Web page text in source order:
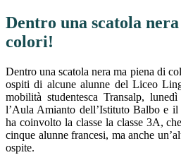
Dentro una scatola
colori!
Dentro una scatola nera ma piena di
ospiti di alcune alunne del Liceo
mobilità studentesca Transalp,
l’Aula Amianto dell’Istituto Balbo e il
ha coinvolto la classe la classe 3A,
cinque alunne francesi, ma anche
ospite.